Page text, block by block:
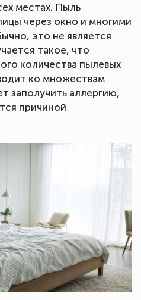
местах. Пыль
через окно и многими
это не является
такое, что
количества пылевых
ко множествам
заполучить аллергию,
причиной